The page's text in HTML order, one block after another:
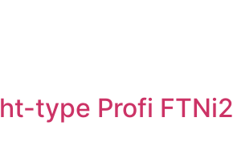
type Profi FTNi2